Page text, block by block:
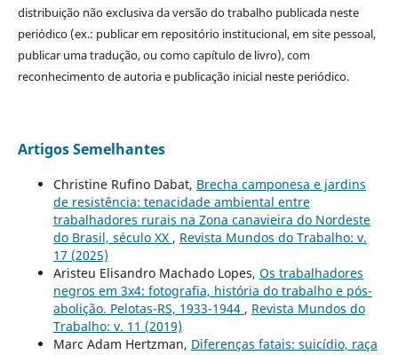
distribuição não exclusiva da versão do trabalho publicada neste
periódico (ex.: publicar em repositório institucional, em site pessoal,
publicar uma tradução, ou como capítulo de livro), com
reconhecimento de autoria e publicação inicial neste periódico.
Artigos Semelhantes
Christine Rufino Dabat, Brecha camponesa e jardins
de resistência: tenacidade ambiental entre
trabalhadores rurais na Zona canavieira do Nordeste
do Brasil, século XX , Revista Mundos do Trabalho: v.
17 (2025)
Aristeu Elisandro Machado Lopes, Os trabalhadores
negros em 3x4: fotografia, história do trabalho e pós-
abolição. Pelotas-RS, 1933-1944 , Revista Mundos do
Trabalho: v. 11 (2019)
Marc Adam Hertzman, Diferenças fatais: suicídio, raça